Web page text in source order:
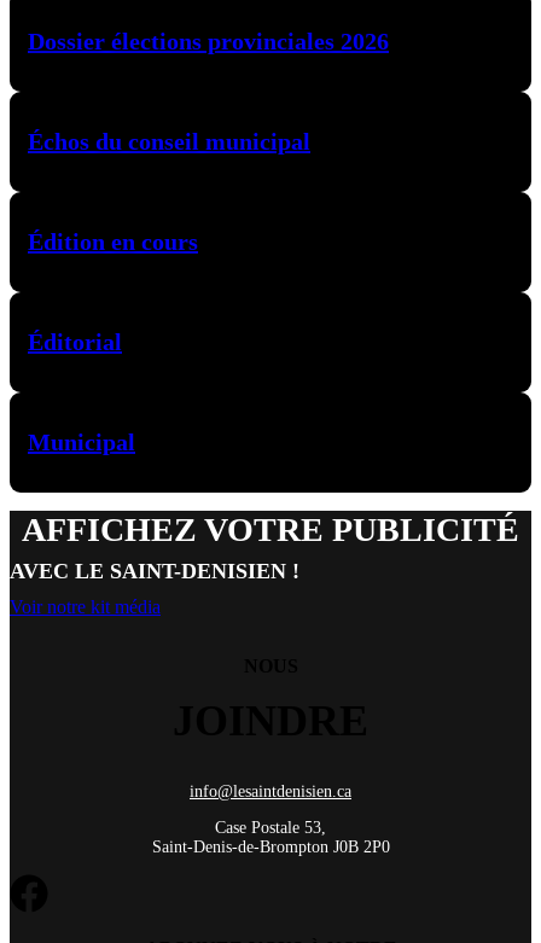
Dossier élections provinciales 2026
Échos du conseil municipal
Édition en cours
Éditorial
Municipal
AFFICHEZ VOTRE PUBLICITÉ
AVEC LE SAINT-DENISIEN !
Voir notre kit média
info@lesaintdenisien.ca
Case Postale 53,
Saint-Denis-de-Brompton J0B 2P0